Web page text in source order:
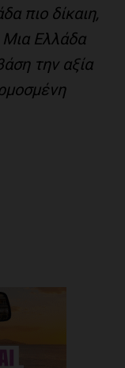
πιο δίκαιη,
Μια Ελλάδα
την αξία